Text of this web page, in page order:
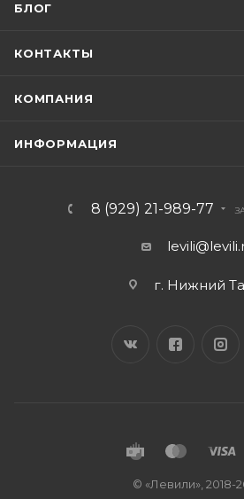
БЛОГ
КОНТАКТЫ
КОМПАНИЯ
ИНФОРМАЦИЯ
8 (929) 21-989-77
г. Нижний
© «Левили», 2018-